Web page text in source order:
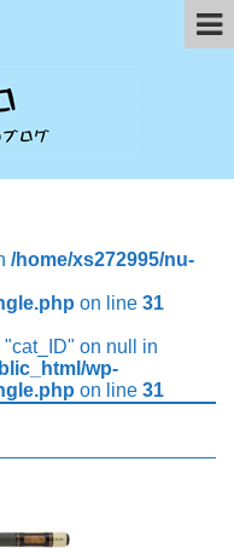
/home/xs272995/nu-
on line 31
"cat_ID" on null in
wp-
on line 31